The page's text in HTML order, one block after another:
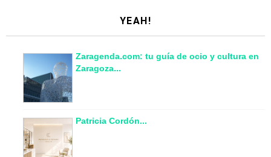
YEAH!
Zaragenda.com: tu guía de ocio y cultura en
Zaragoza...
Patricia Cordón...